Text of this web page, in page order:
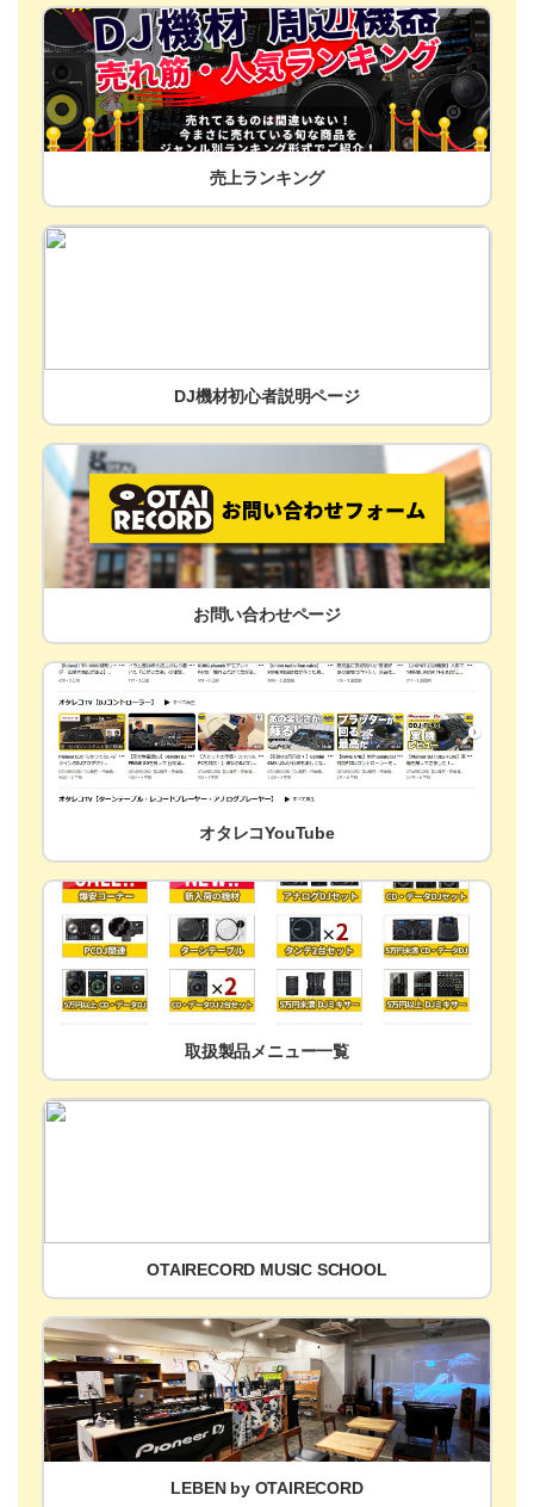
売上ランキング
DJ機材初心者説明ページ
お問い合わせページ
オタレコYouTube
取扱製品メニュー一覧
OTAIRECORD MUSIC SCHOOL
LEBEN by OTAIRECORD